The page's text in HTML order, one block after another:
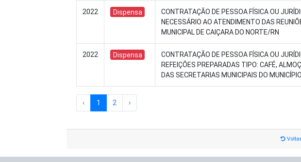
2022 Dispensa
CONTRATAÇÃO DE PESSOA FÍSICA OU
NECESSÁRIO AO ATENDIMENTO DAS
MUNICIPAL DE CAIÇARA DO NORTE/RN
2022 Dispensa
CONTRATAÇÃO DE PESSOA FÍSICA OU
REFEIÇÕES PREPARADAS TIPO: CAFÉ,
DAS SECRETARIAS MUNICIPAIS DO
‹ 1 2 ›